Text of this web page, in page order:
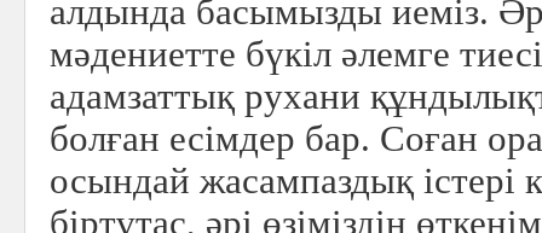
алдында басымызды иеміз.
мәдениетте бүкіл әлемге
адамзаттық рухани
болған есімдер бар. Соған
осындай жасампаздық істері
біртұтас, әрі өзіміздің